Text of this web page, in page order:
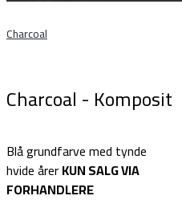
Charcoal
Charcoal - Komposit
Blå grundfarve med tynde
hvide årerKUN SALG VIA
FORHANDLERE